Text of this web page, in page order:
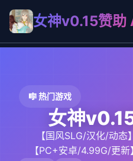
女神v0.15赞助
🎼 热门游戏
女神
【国风SLG/汉化/动
【PC+安卓/4.99G/更